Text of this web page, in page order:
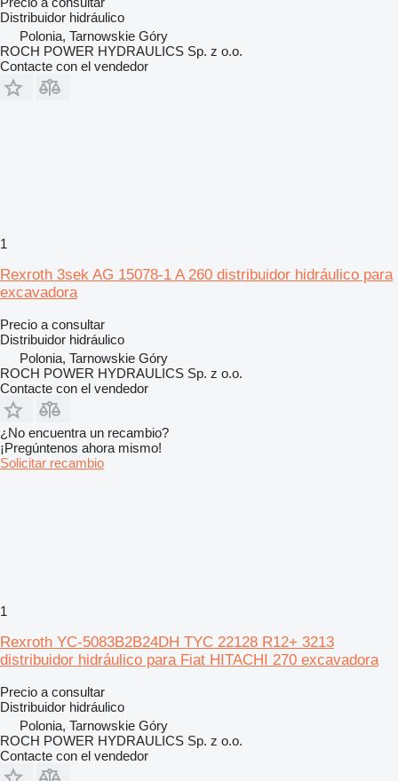
Distribuidor hidráulico
Polonia, Tarnowskie Góry
ROCH POWER HYDRAULICS Sp. z o.o.
Contacte con el vendedor
1
Rexroth 3sek AG 15078-1 A 260 distribuidor hidráulico para
excavadora
Precio a consultar
Distribuidor hidráulico
Polonia, Tarnowskie Góry
ROCH POWER HYDRAULICS Sp. z o.o.
Contacte con el vendedor
¿No encuentra un recambio?
¡Pregúntenos ahora mismo!
Solicitar recambio
1
Rexroth YC-5083B2B24DH TYC 22128 R12+ 3213
distribuidor hidráulico para Fiat HITACHI 270 excavadora
Precio a consultar
Distribuidor hidráulico
Polonia, Tarnowskie Góry
ROCH POWER HYDRAULICS Sp. z o.o.
Contacte con el vendedor